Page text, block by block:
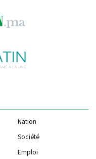
Nation
Société
Emploi